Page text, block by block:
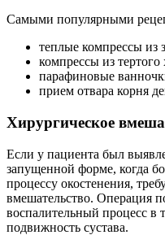
Самыми популярными
теплые компрессы из
компрессы из
парафиновые
прием отвара корня
Хирургическое
Если у пациента был
запущенной форме, когда
процессу окостенения,
вмешательство. Операция
воспалительный процесс в
подвижность сустава.